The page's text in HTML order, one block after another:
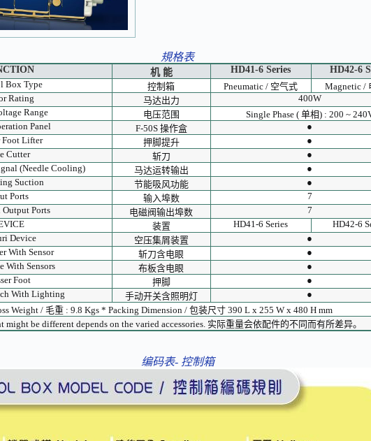
規格表
机 能 HD41-6 Series
HD42-6
Box Type
控制箱 Pneumatic / 空气式
Magnetic /
Rating
马达出力
400W
Range
电压范围
Single Phase ( 单相) : 200 ~
Panel
F-50S 操作盒
●
Foot Lifter
押脚提升
●
Cutter
斩刀
●
(Needle Cooling)
马达运转输出
●
Suction
节能吸风功能
●
Ports
输入埠数
7
Ports
电磁阀输出埠数
7
装置 HD41-6 Series
HD42-6
Device
空压集屑装置
●
With Sensor
斩刀含电眼
●
With Sensors
布板含电眼
●
Foot
押脚
●
With Lighting
手动开关含照明灯
●
Weight / 毛重 : 9.8 Kgs * Packing Dimension / 包装尺寸 390 L x 255 W x 480 H mm
might be different depends on the varied accessories. 实际重量会依配件的不同而有所差异。
编码表- 控制箱